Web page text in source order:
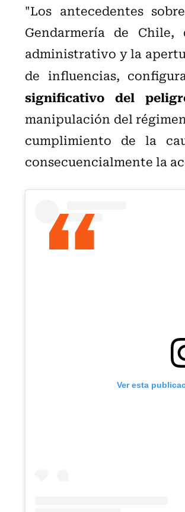
"Los antecedentes
Gendarmería de
administrativo y la
de influencias,
significativo del
manipulación del
cumplimiento de la
consecuencialmente la
Ver esta